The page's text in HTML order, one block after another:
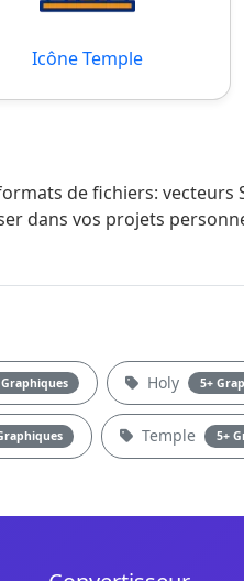
Icône Temple
de fichiers: vecteurs
dans vos projets
Graphiques Holy 5+
Temple 5+